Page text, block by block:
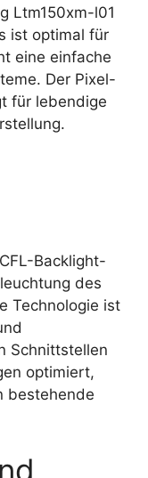
Ltm150xm-l01
ist optimal für
eine einfache
Der Pixel-
für lebendige
Backlight-
des
Technologie ist
Schnittstellen
optimiert,
bestehende